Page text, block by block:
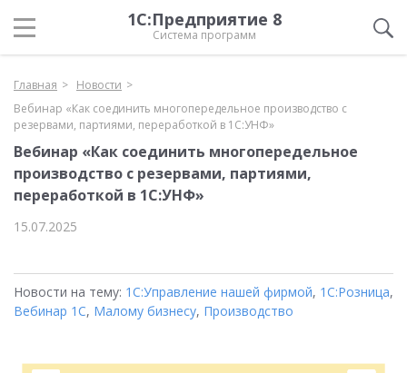
1С:Предприятие 8
Система программ
Главная
Новости
Вебинар «Как соединить многопередельное производство с
резервами, партиями, переработкой в 1С:УНФ»
Вебинар «Как соединить многопередельное
производство с резервами, партиями,
переработкой в 1С:УНФ»
15.07.2025
Новости на тему: 1С:Управление нашей фирмой, 1С:Розница,
Вебинар 1С, Малому бизнесу, Производство